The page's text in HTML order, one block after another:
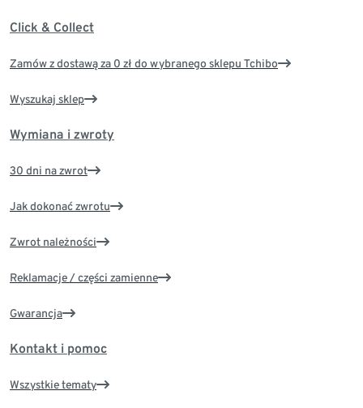
Click & Collect
Zamów z dostawą za 0 zł do wybranego sklepu Tchibo
Wyszukaj sklep
Wymiana i zwroty
30 dni na zwrot
Jak dokonać zwrotu
Zwrot należności
Reklamacje / części zamienne
Gwarancja
Kontakt i pomoc
Wszystkie tematy